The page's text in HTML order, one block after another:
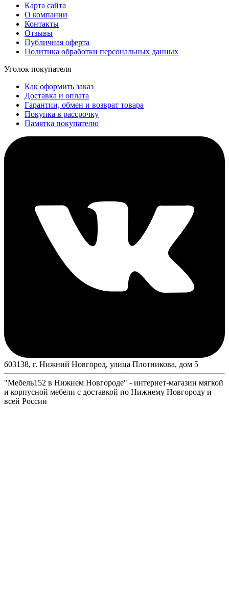
Карта сайта
О компании
Контакты
Отзывы
Публичная оферта
Политика обработки персональных данных
Уголок покупателя
Как оформить заказ
Доставка и оплата
Гарантии, обмен и возврат товара
Покупка в рассрочку
Памятка покупателю
603138, г. Нижний Новгород, улица Плотникова, дом 5
"Мебель152 в Нижнем Новгороде" - интернет-магазин мягкой
и корпусной мебели с доставкой по Нижнему Новгороду и
всей России